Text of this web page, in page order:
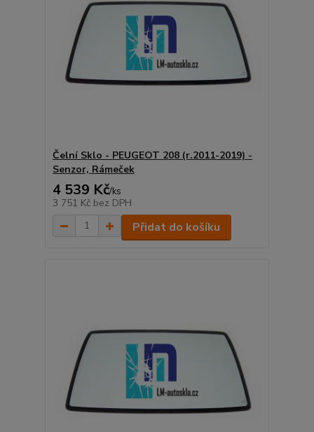
Čelní Sklo - PEUGEOT 208 (r.2011-2019) -
Senzor, Rámeček
4 539 Kč/ks
3 751 Kč bez DPH
Přidat do košíku